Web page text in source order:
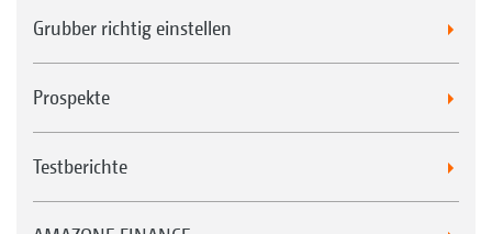
Grubber richtig einstellen
Prospekte
Testberichte